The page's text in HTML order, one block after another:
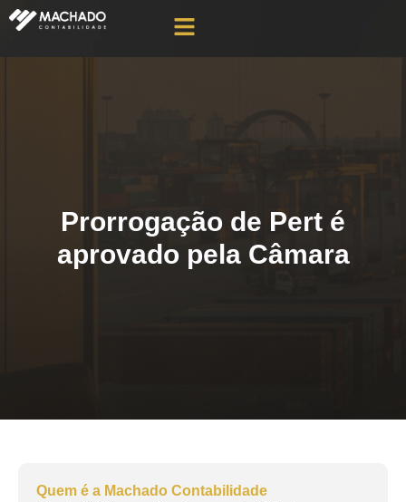
Prorrogação de Pert é
aprovado pela Câmara
Quem é a Machado Contabilidade